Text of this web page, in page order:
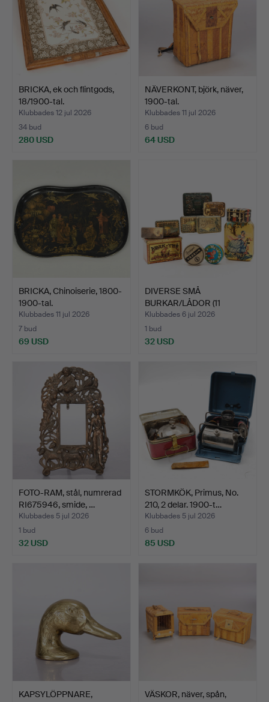
BRICKA, ek och flintgods,
18/1900-tal.
Klubbades 12 jul 2026
34 bud
280 USD
NÄVERKONT, björk, näver,
1900-tal.
Klubbades 11 jul 2026
6 bud
64 USD
BRICKA, Chinoiserie, 1800-
1900-tal.
Klubbades 11 jul 2026
7 bud
69 USD
DIVERSE SMÅ
BURKAR/LÅDOR (11
DELAR).
Klubbades 6 jul 2026
1 bud
32 USD
FOTO-RAM, stål, numrerad
RI675946, smide, …
Klubbades 5 jul 2026
1 bud
32 USD
STORMKÖK, Primus, No.
210, 2 delar. 1900-t…
Klubbades 5 jul 2026
6 bud
85 USD
KAPSYLÖPPNARE,
VÄSKOR, näver, spån,